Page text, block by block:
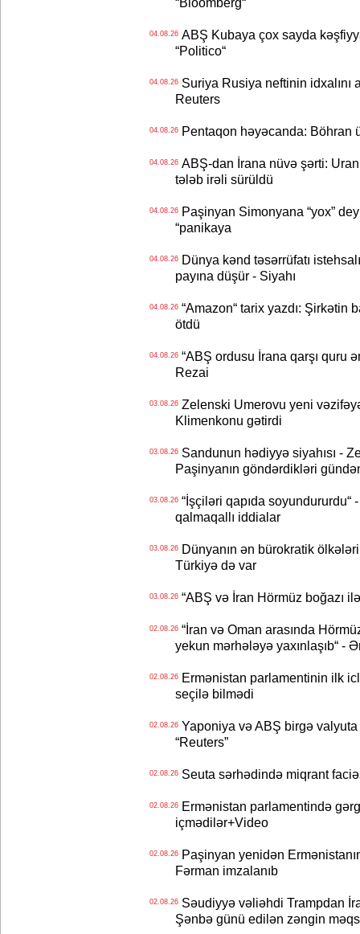
04.08.26ABŞ Kubaya çox sayda
“Politico“
04.08.26Suriya Rusiya neftinin idxalını
Reuters
04.08.26Pentaqon həyəcanda: Böhran
04.08.26ABŞ-dan İrana nüvə şərti: Uran
tələb irəli sürüldü
04.08.26Paşinyan Simonyana “yox”
“panikaya
04.08.26Dünya kənd təsərrüfatı
payına düşür - Siyahı
04.08.26“Amazon“ tarix yazdı: Şirkətin
ötdü
04.08.26“ABŞ ordusu İrana qarşı quru
Rezai
03.08.26Zelenski Umerovu yeni
Klimenkonu gətirdi
03.08.26Sandunun hədiyyə siyahısı -
Paşinyanın göndərdikləri
03.08.26“İşçiləri qapıda soyundururdu“
qalmaqallı iddialar
03.08.26Dünyanın ən bürokratik ölkələri
Türkiyə də var
03.08.26“ABŞ və İran Hörmüz boğazı ilə
02.08.26“İran və Oman arasında
yekun mərhələyə yaxınlaşıb“ -
02.08.26Ermənistan parlamentinin ilk
seçilə bilmədi
02.08.26Yaponiya və ABŞ birgə valyuta
“Reuters”
02.08.26Seuta sərhədində miqrant
02.08.26Ermənistan parlamentində
içmədilər+Video
02.08.26Paşinyan yenidən
Fərman imzalanıb
02.08.26Səudiyyə vəliəhdi Trampdan
Şənbə günü edilən zəngin